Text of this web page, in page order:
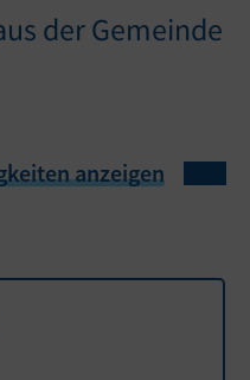
der Gemeinde
anzeigen